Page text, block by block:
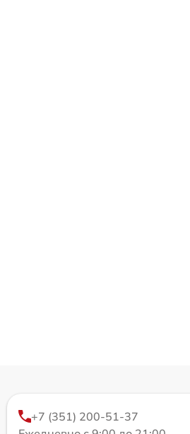
+7 (351) 200-51-37